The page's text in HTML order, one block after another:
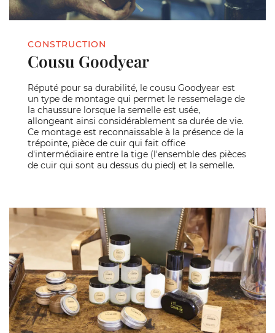
CONSTRUCTION
Cousu Goodyear
Réputé pour sa durabilité, le cousu Goodyear est
un type de montage qui permet le ressemelage de
la chaussure lorsque la semelle est usée,
allongeant ainsi considérablement sa durée de vie.
Ce montage est reconnaissable à la présence de la
trépointe, pièce de cuir qui fait office
d'intermédiaire entre la tige (l'ensemble des pièces
de cuir qui sont au dessus du pied) et la semelle.